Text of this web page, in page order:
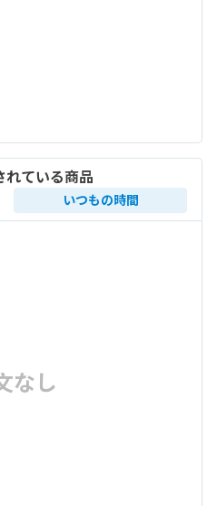
れている商品
いつもの時間
なし